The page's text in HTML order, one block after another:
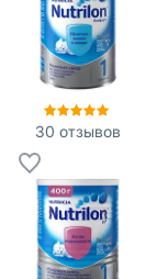
30 отзывов